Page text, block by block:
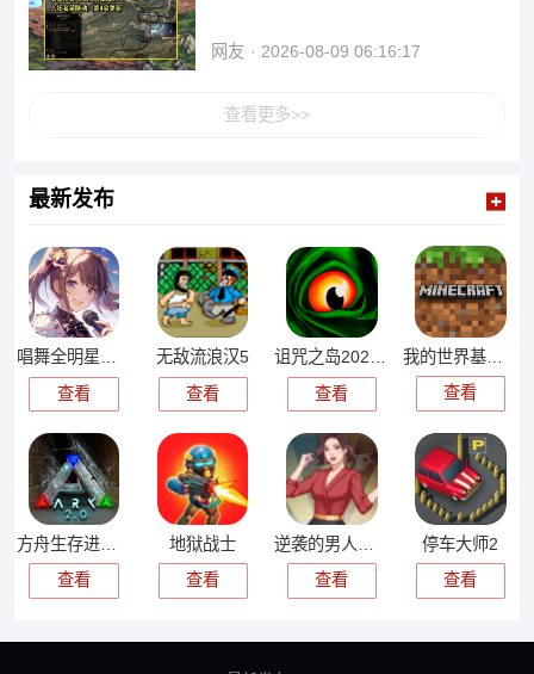
网友 2026-08-09 06:16:17
查看更多>>
最新发布
唱舞全明星官服
查看
无敌流浪汉5
查看
诅咒之岛2026正版
查看
查看
方舟生存进化手机版
查看
地狱战士
查看
查看
停车大师2
查看